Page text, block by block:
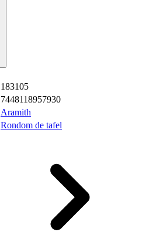
183105
7448118957930
Aramith
Rondom de tafel